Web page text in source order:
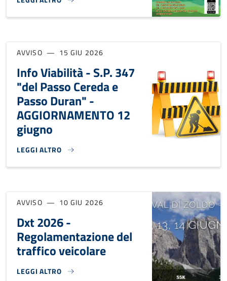
CENTRI ESTIVI 2026: CONTRIBUTI PER LE FAMIGLIE}
AVVISO 15 GIU 2026
Info Viabilità - S.P. 347
"del Passo Cereda e
Passo Duran" -
AGGIORNAMENTO 12
giugno
LEGGI ALTRO
INFO VIABILITÀ - S.P. 347 "DEL PASSO CEREDA E PASSO
AVVISO 10 GIU 2026
Dxt 2026 -
Regolamentazione del
traffico veicolare
LEGGI ALTRO
DXT 2026 - REGOLAMENTAZIONE DEL TRAFFICO VEICOLARE}